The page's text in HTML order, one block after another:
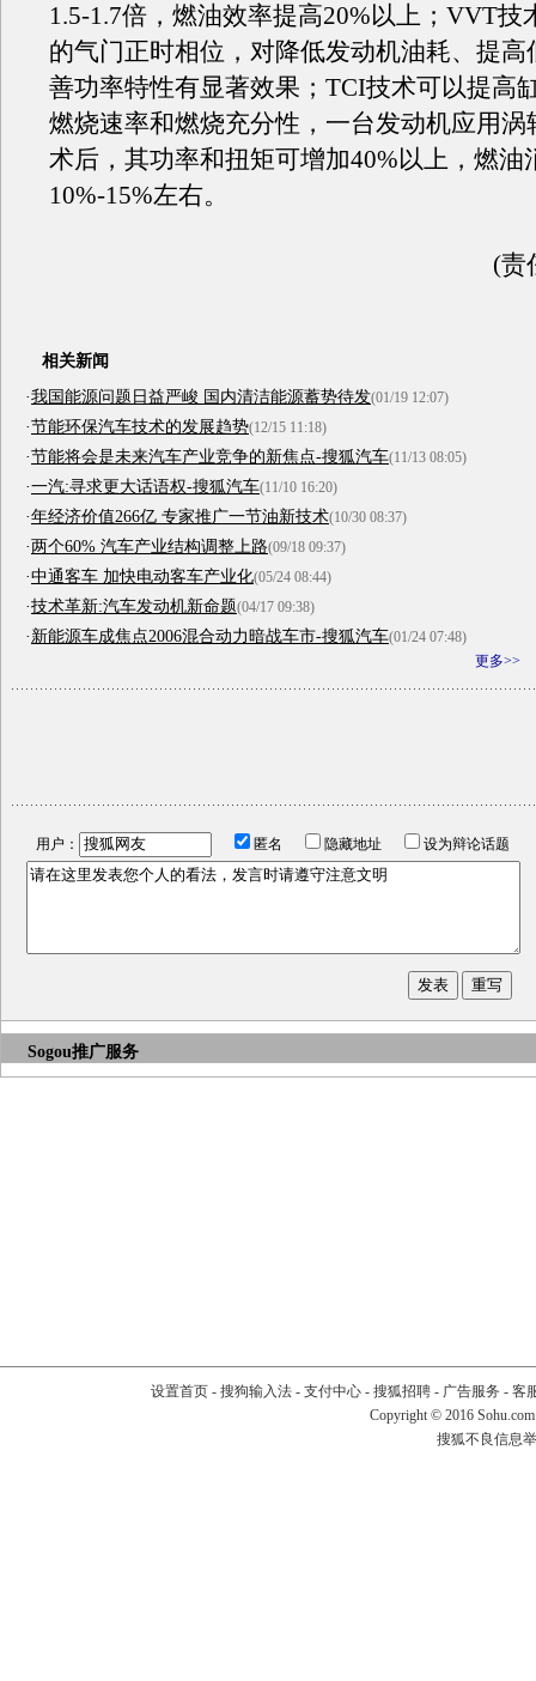
1.5-1.7倍，燃油效率提高20%以上；VVT技
的气门正时相位，对降低发动机油耗、提高
善功率特性有显著效果；TCI技术可以提高
燃烧速率和燃烧充分性，一台发动机应用涡
术后，其功率和扭矩可增加40%以上，燃油
10%-15%左右。
(责
相关新闻
·我国能源问题日益严峻 国内清洁能源蓄势待发(01/19 12:07)
·节能环保汽车技术的发展趋势(12/15 11:18)
·节能将会是未来汽车产业竞争的新焦点-搜狐汽车(11/13 08:05)
·一汽:寻求更大话语权-搜狐汽车(11/10 16:20)
·年经济价值266亿 专家推广一节油新技术(10/30 08:37)
·两个60% 汽车产业结构调整上路(09/18 09:37)
·中通客车 加快电动客车产业化(05/24 08:44)
·技术革新:汽车发动机新命题(04/17 09:38)
·新能源车成焦点2006混合动力暗战车市-搜狐汽车(01/24 07:48)
更多>>
用户： 匿名 隐藏地址 设为辩论话题
Sogou推广服务
设置首页- 搜狗输入法- 支付中心- 搜狐招聘- 广告服务 - 客
Copyright © 2016
搜狐不良信息